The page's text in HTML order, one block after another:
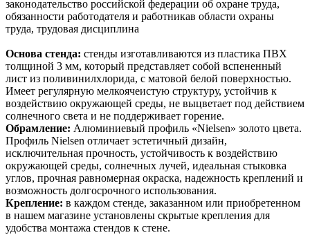
законодательство российской федерации об охране труда,
обязанности работодателя и работникав области охраны
труда, трудовая дисциплина
Основа стенда: стенды изготавливаются из пластика ПВХ
толщиной 3 мм, который представляет собой вспененный
лист из поливинилхлорида, с матовой белой поверхностью.
Имеет регулярную мелкоячеистую структуру, устойчив к
воздействию окружающей среды, не выцветает под действием
солнечного света и не поддерживает горение.
Обрамление: Алюминиевый профиль «Nielsen» золото цвета.
Профиль Nielsen отличает эстетичный дизайн,
исключительная прочность, устойчивость к воздействию
окружающей среды, солнечных лучей, идеальная стыковка
углов, прочная равномерная окраска, надежность креплений и
возможность долгосрочного использования.
Крепление: в каждом стенде, заказанном или приобретенном
в нашем магазине установлены скрытые крепления для
удобства монтажа стендов к стене.